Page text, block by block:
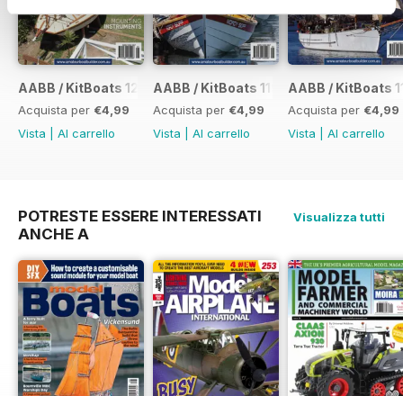
AABB / KitBoats 120
Acquista per €4,99
Vista
Al carrello
AABB / KitBoats 119
Acquista per €4,99
Vista
Al carrello
AABB / KitBoats
Acquista per €4,99
Vista
Al carrello
POTRESTE ESSERE INTERESSATI
ANCHE A
Visualizza tutti